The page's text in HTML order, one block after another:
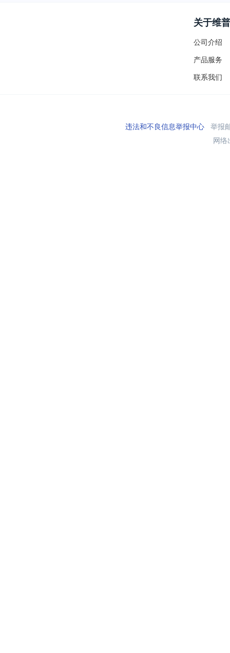
关于维普
公司介绍
产品服务
联系我们
违法和不良信息举报中心举报
网